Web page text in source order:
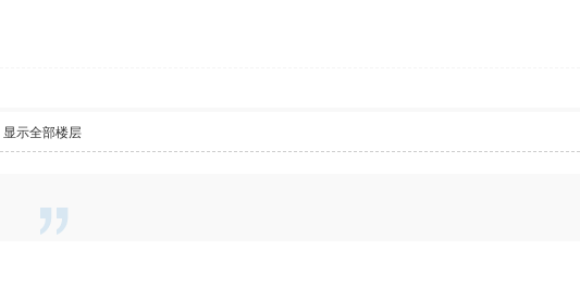
显示全部楼层